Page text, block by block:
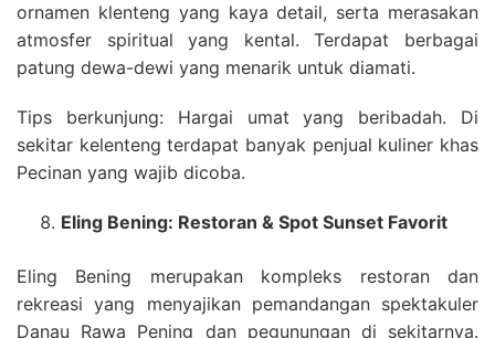
ornamen klenteng yang kaya detail, serta merasakan
atmosfer spiritual yang kental. Terdapat berbagai
patung dewa-dewi yang menarik untuk diamati.
Tips berkunjung: Hargai umat yang beribadah. Di
sekitar kelenteng terdapat banyak penjual kuliner khas
Pecinan yang wajib dicoba.
Eling Bening: Restoran & Spot Sunset Favorit
Eling Bening merupakan kompleks restoran dan
rekreasi yang menyajikan pemandangan spektakuler
Danau Rawa Pening dan pegunungan di sekitarnya.